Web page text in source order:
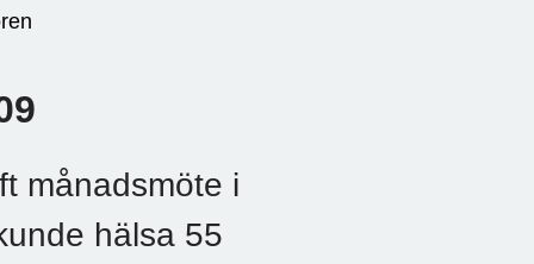
månadsmöte i
hälsa 55